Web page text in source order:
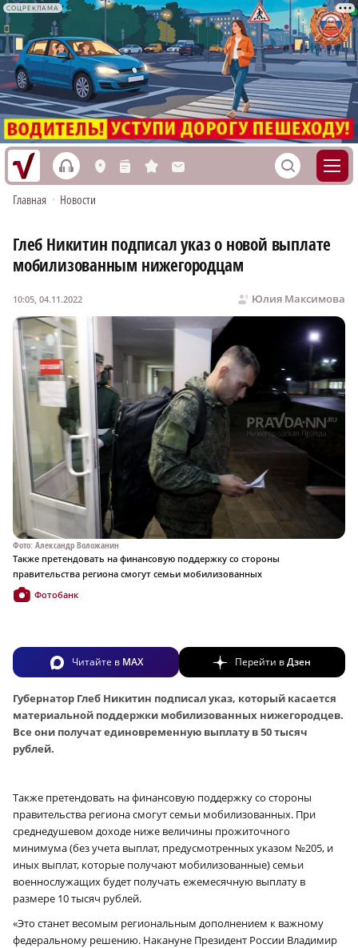
СОЦРЕКЛАМА
h L n s M S
Главная • Новости
Глеб Никитин подписал указ о новой выплате
мобилизованным нижегородцам
Юлия Максимова
10:05, 04.11.2022
Фото: Александр Воложанин
Также претендовать на финансовую поддержку со стороны
правительства региона смогут семьи мобилизованных
Фотобанк
Читайте в MAX Перейти вДзен
Губернатор Глеб Никитин подписал указ, который касается
материальной поддержки мобилизованных нижегородцев.
Все они получат единовременную выплату в 50 тысяч
рублей.
Также претендовать на финансовую поддержку со стороны
правительства региона смогут семьи мобилизованных. При
среднедушевом доходе ниже величины прожиточного
минимума (без учета выплат, предусмотренных указом №205, и
иных выплат, которые получают мобилизованные) семьи
военнослужащих будет получать ежемесячную выплату в
размере 10 тысяч рублей.
«Это станет весомым региональным дополнением к важному
федеральному решению. Накануне Президент России Владимир